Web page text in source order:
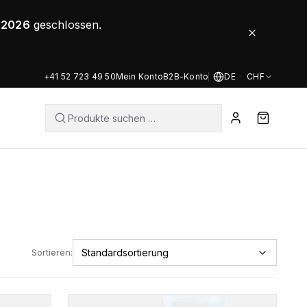
geschlossen.
+41 52 723 49 50Mein KontoB2B-Konto DE · CHF
Sortieren: